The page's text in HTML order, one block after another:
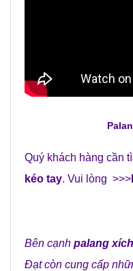
Quý khách hàng cần
kéo tay. Vui lòng >>>
Bên cạnh palang xích
Đạtcòn cung cấp